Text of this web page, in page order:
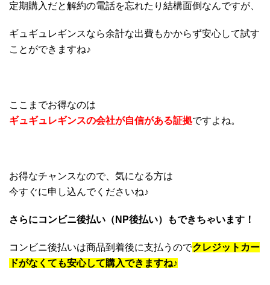
定期購入だと解約の電話を忘れたり結構面倒なんですが、
ギュギュレギンスなら余計な出費もかからず安心して試す
ことができますね♪
ここまでお得なのは
ギュギュレギンスの会社が自信がある証拠ですよね。
お得なチャンスなので、気になる方は
今すぐに申し込んでくださいね♪
さらにコンビニ後払い（NP後払い）もできちゃいます！
コンビニ後払いは商品到着後に支払うのでクレジットカー
ドがなくても安心して購入できますね♪